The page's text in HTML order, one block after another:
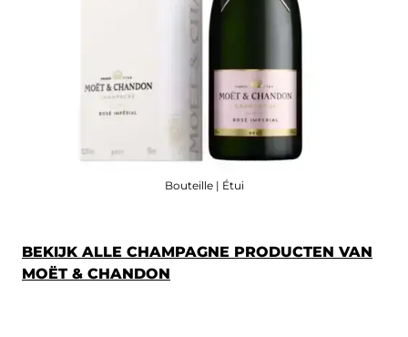
Bouteille | Étui
BEKIJK ALLE CHAMPAGNE PRODUCTEN VAN
MOËT & CHANDON